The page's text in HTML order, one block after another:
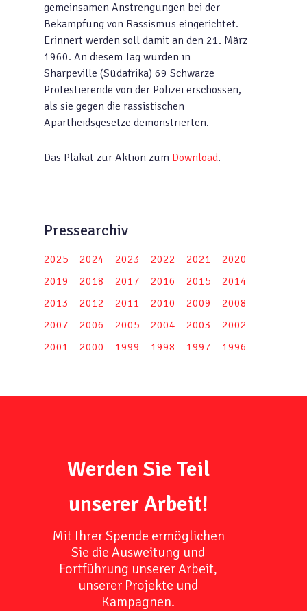
gemeinsamen Anstrengungen bei der
Bekämpfung von Rassismus eingerichtet.
Erinnert werden soll damit an den 21. März
1960. An diesem Tag wurden in
Sharpeville (Südafrika) 69 Schwarze
Protestierende von der Polizei erschossen,
als sie gegen die rassistischen
Apartheidsgesetze demonstrierten.
Das Plakat zur Aktion zum Download.
Pressearchiv
2025 2024 2023 2022 2021
2020
2019
2018 2017 2016 2015
2014
2013
2012 2011 2010 2009
2008
2007
2006 2005 2004 2003
2002
2001
2000 1999 1998 1997 1996
Werden Sie Teil
unserer Arbeit!
Mit Ihrer Spende ermöglichen
Sie die Ausweitung und
Fortführung unserer Arbeit,
unserer Projekte und
Kampagnen.